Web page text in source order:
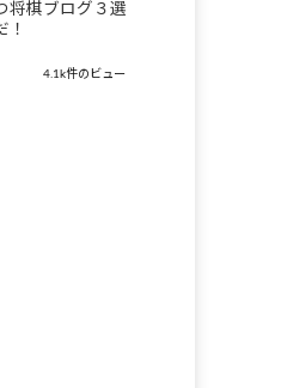
将棋ブログ３選
！
4.1k件のビュー